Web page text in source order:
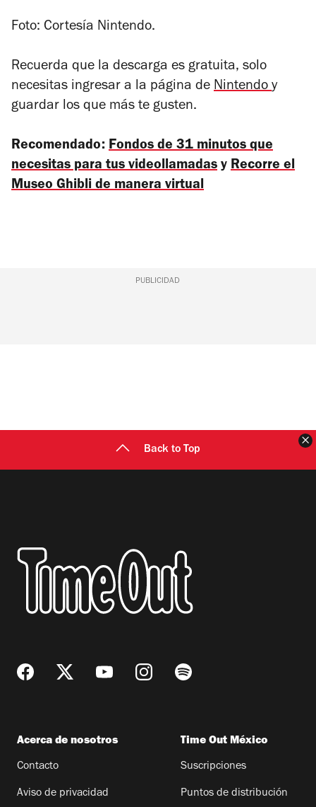
Foto: Cortesía Nintendo.
Recuerda que la descarga es gratuita, solo
necesitas ingresar a la página de Nintendoy
guardar los que más te gusten.
Recomendado: Fondos de 31 minutos que
necesitas para tus videollamadas y Recorre el
Museo Ghibli de manera virtual
PUBLICIDAD
Back to Top
Acerca de nosotros
Contacto
Aviso de privacidad
Time Out México
Suscripciones
Puntos de distribución